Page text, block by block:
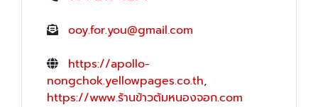
ooy.for.you@gmail.com
https://apollo-
nongchok.yellowpages.co.th,
https://www.ร้านข้าวต้มหนองจอก.com